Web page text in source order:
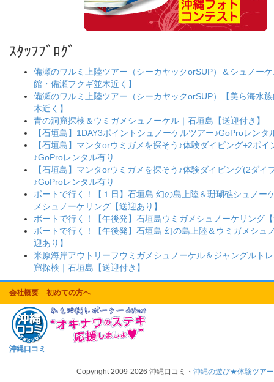
ｽﾀｯﾌﾌﾞﾛｸﾞ
備瀬のワルミ上陸ツアー（シーカヤックorSUP）＆シュノー
館・備瀬フクギ並木近く】
備瀬のワルミ上陸ツアー（シーカヤックorSUP）【美ら海水
木近く】
青の洞窟探検＆ウミガメシュノーケル｜石垣島【送迎付き】
【石垣島】1DAY3ポイントシュノーケルツアー♪GoProレンタ
【石垣島】マンタorウミガメを探そう♪体験ダイビング+2ポイ
♪GoProレンタル有り
【石垣島】マンタorウミガメを探そう♪体験ダイビング(2ダイ
♪GoProレンタル有り
ボートで行く！【１日】石垣島 幻の島上陸＆珊瑚礁シュノー
メシュノーケリング【送迎あり】
ボートで行く！【午後発】石垣島ウミガメシュノーケリング
ボートで行く！【午後発】石垣島 幻の島上陸＆ウミガメシュ
迎あり】
米原海岸アウトリーフウミガメシュノーケル＆ジャングルト
窟探検｜石垣島【送迎付き】
会社概要 初めての方へ
沖縄口コミ
Copyright 2009-2026 沖縄口コミ・沖縄の遊び★体験ツアー